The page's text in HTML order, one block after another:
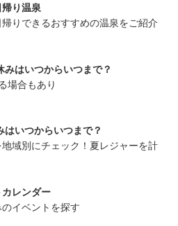
り温泉
りできるおすすめの温泉をご紹介
みはいつからいつまで？
場合もあり
はいつからいつまで？
域別にチェック！夏レジャーを計
レンダー
イベントを探す